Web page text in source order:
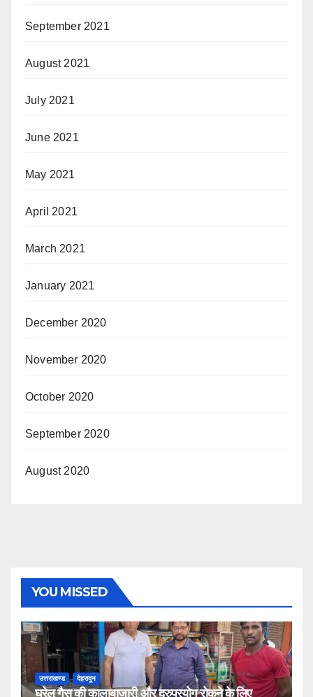
September 2021
August 2021
July 2021
June 2021
May 2021
April 2021
March 2021
January 2021
December 2020
November 2020
October 2020
September 2020
August 2020
YOU MISSED
उत्तराखण्ड देहरादून
घरेलू गैस की कालाबाजारी और दुरुप्रयोग रोकने के लिए